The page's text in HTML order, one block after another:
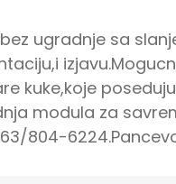
ugradnje sa
kuke,koje
modula za
804-